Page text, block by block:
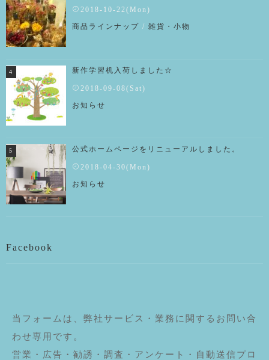
2018-10-22(Mon)
商品ラインナップ / 雑貨・小物
新作学習机入荷しました☆
2018-09-08(Sat)
お知らせ
公式ホームページをリニューアルしました。
2018-04-30(Mon)
お知らせ
Facebook
当フォームは、弊社サービス・業務に関するお問い合
わせ専用です。
営業・広告・勧誘・調査・アンケート・自動送信プロ